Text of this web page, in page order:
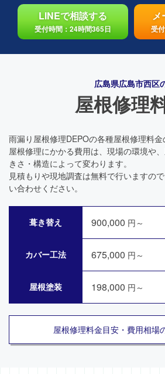
LINEで相談する
受付時間：24時間365日
メ
受
広島県広島市西区
屋根修理
雨漏り屋根修理DEPOの各種屋根修理料金
屋根修理にかかる費用は、現場の環境や
きさ・構造によって変わります。
見積もりや現地調査は無料で行いますの
い合わせください。
葺き替え 900,000 円～
カバー工法 675,000 円～
屋根塗装 198,000 円～
屋根修理料金目安・費用相場